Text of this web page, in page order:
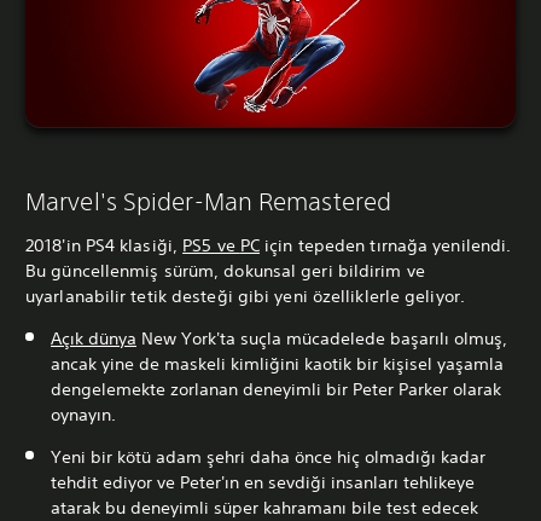
Marvel's Spider-Man Remastered
2018'in PS4 klasiği, PS5 ve PC için tepeden tırnağa yenilendi.
Bu güncellenmiş sürüm, dokunsal geri bildirim ve
uyarlanabilir tetik desteği gibi yeni özelliklerle geliyor.
Açık dünya New York'ta suçla mücadelede başarılı olmuş,
ancak yine de maskeli kimliğini kaotik bir kişisel yaşamla
dengelemekte zorlanan deneyimli bir Peter Parker olarak
oynayın.
Yeni bir kötü adam şehri daha önce hiç olmadığı kadar
tehdit ediyor ve Peter'ın en sevdiği insanları tehlikeye
atarak bu deneyimli süper kahramanı bile test edecek